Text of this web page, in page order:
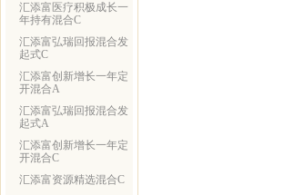
汇添富医疗积极成长一
年持有混合C
汇添富弘瑞回报混合发
起式C
汇添富创新增长一年定
开混合A
汇添富弘瑞回报混合发
起式A
汇添富创新增长一年定
开混合C
汇添富资源精选混合C